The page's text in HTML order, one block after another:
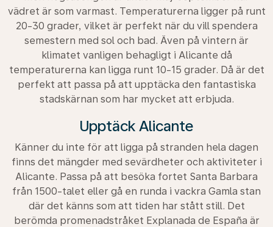
vädret är som varmast. Temperaturerna ligger på runt
20-30 grader, vilket är perfekt när du vill spendera
semestern med sol och bad. Även på vintern är
klimatet vanligen behagligt i Alicante då
temperaturerna kan ligga runt 10-15 grader. Då är det
perfekt att passa på att upptäcka den fantastiska
stadskärnan som har mycket att erbjuda.
Upptäck Alicante
Känner du inte för att ligga på stranden hela dagen
finns det mängder med sevärdheter och aktiviteter i
Alicante. Passa på att besöka fortet Santa Barbara
från 1500-talet eller gå en runda i vackra Gamla stan
där det känns som att tiden har stått still. Det
berömda promenadstråket Explanada de España är